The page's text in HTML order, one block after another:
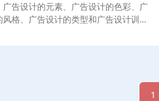
告设计的元素、广告设计的色彩、广
格、广告设计的类型和广告设计训练
1